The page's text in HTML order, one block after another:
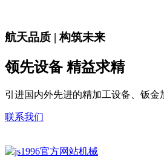
航天品质 | 构筑未来
领先设备 精益求精
引进国内外先进的精加工设备、钣
联系我们